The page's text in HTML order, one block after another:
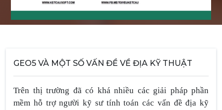
GEO5 VÀ MỘT SỐ VẤN ĐỀ VỀ ĐỊA KỸ THUẬT
Trên thị trường đã có khá nhiều các giải pháp phần
mềm hỗ trợ người kỹ sư tính toán các vấn đề địa kỹ